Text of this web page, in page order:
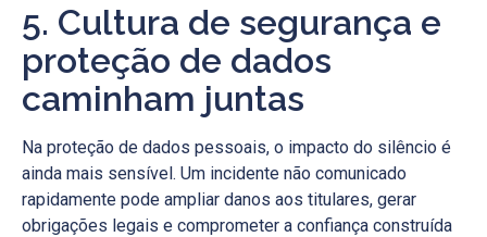
5. Cultura de segurança e
proteção de dados
caminham juntas
Na proteção de dados pessoais, o impacto do silêncio é
ainda mais sensível. Um incidente não comunicado
rapidamente pode ampliar danos aos titulares, gerar
obrigações legais e comprometer a confiança construída